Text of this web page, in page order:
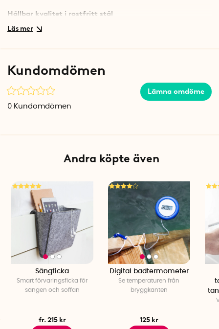
Hållbar kvalitet i rostfritt stål
Hållaren är tillverkad i rostfritt stål med en borstad finish som
kommer från Beslagsboden som är kända för sina
Mått: 13,4 x 10,5 cm
Kundomdömen
Lämna omdöme
0 Kundomdömen
Andra köpte även
Sängficka
Smart förvaringsficka för
sängen och soffan
fr. 215 kr
Digital badtermometer
Se temperaturen från
bryggkanten
125 kr